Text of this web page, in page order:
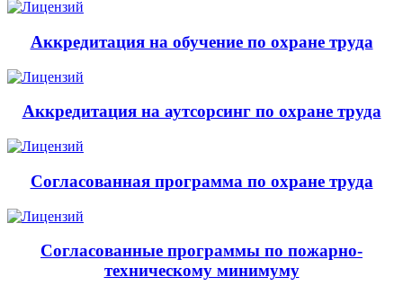
Аккредитация на обучение по охране труда
Аккредитация на аутсорсинг по охране труда
Согласованная программа по охране труда
Согласованные программы по пожарно-
техническому минимуму